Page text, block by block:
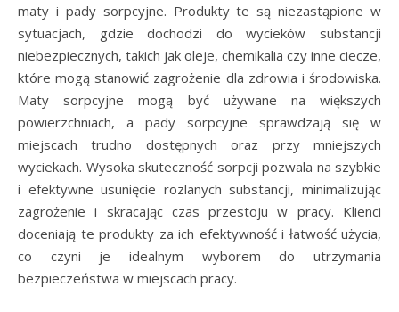
maty i pady sorpcyjne. Produkty te są niezastąpione w
sytuacjach, gdzie dochodzi do wycieków substancji
niebezpiecznych, takich jak oleje, chemikalia czy inne ciecze,
które mogą stanowić zagrożenie dla zdrowia i środowiska.
Maty sorpcyjne mogą być używane na większych
powierzchniach, a pady sorpcyjne sprawdzają się w
miejscach trudno dostępnych oraz przy mniejszych
wyciekach. Wysoka skuteczność sorpcji pozwala na szybkie
i efektywne usunięcie rozlanych substancji, minimalizując
zagrożenie i skracając czas przestoju w pracy. Klienci
doceniają te produkty za ich efektywność i łatwość użycia,
co czyni je idealnym wyborem do utrzymania
bezpieczeństwa w miejscach pracy.